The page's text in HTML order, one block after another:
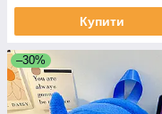
Купити
–30%